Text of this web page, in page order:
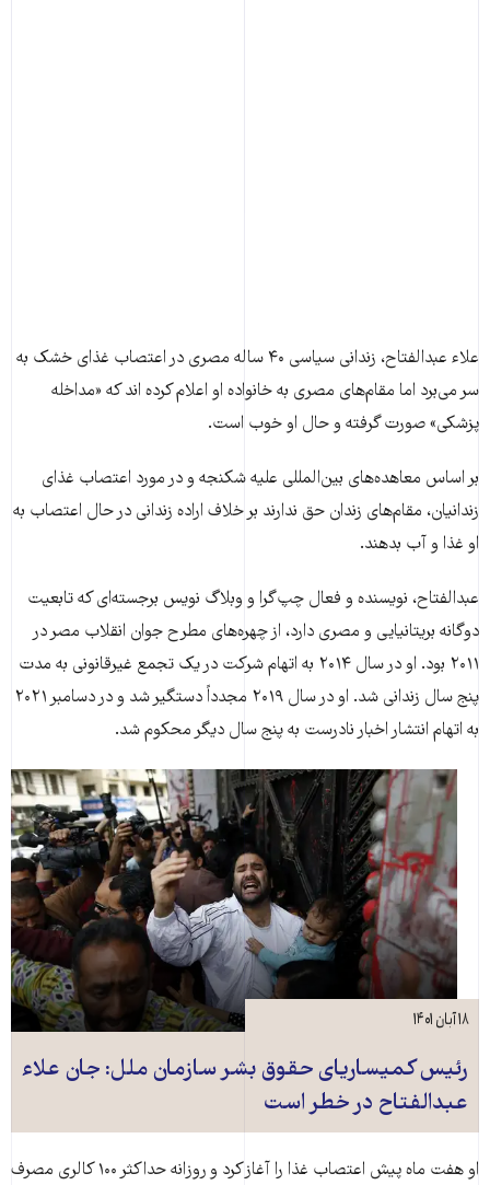
علاء عبدالفتاح، زندانی سیاسی ۴۰ ساله مصری در اعتصاب غذای خشک به
سر می‌برد اما مقام‌های مصری به خانواده او اعلام کرده اند که «مداخله
پزشکی» صورت گرفته و حال او خوب است.
بر اساس معاهده‌های بین‌المللی علیه شکنجه و در مورد اعتصاب غذای
زندانیان، مقام‌های زندان حق ندارند بر خلاف اراده زندانی در حال اعتصاب به
او غذا و آب بدهند.
عبدالفتاح، نویسنده و فعال چپ‌گرا و وبلاگ نویس برجسته‌ای که تابعیت
دوگانه بریتانیایی و مصری دارد، از چهره‌های مطرح جوان انقلاب مصر در
۲۰۱۱ بود. او در سال ۲۰۱۴ به اتهام شرکت در یک تجمع غیرقانونی به مدت
پنج سال زندانی شد. او در سال ۲۰۱۹ مجدداً دستگیر شد و در دسامبر ۲۰۲۱
به اتهام انتشار اخبار نادرست به پنج سال دیگر محکوم شد.
رئیس کمیساریای حقوق بشر سازمان ملل: جان علاء
عبدالفتاح در خطر است
۱۸ آبان ۱۴۰۱
او هفت ماه پیش اعتصاب غذا را آغاز کرد و روزانه حداکثر ۱۰۰ کالری مصرف